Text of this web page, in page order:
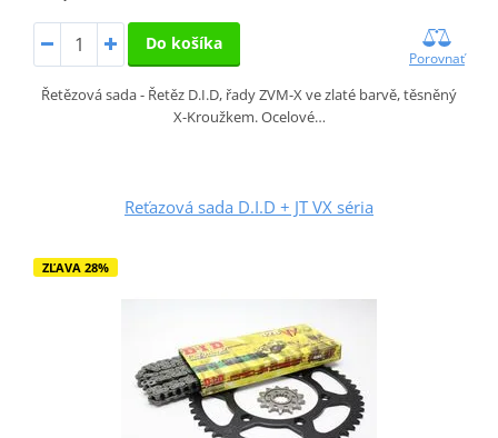
Do košíka
Porovnať
Řetězová sada - Řetěz D.I.D, řady ZVM-X ve zlaté barvě, těsněný
X-Kroužkem. Ocelové…
Reťazová sada D.I.D + JT VX séria
ZĽAVA 28%